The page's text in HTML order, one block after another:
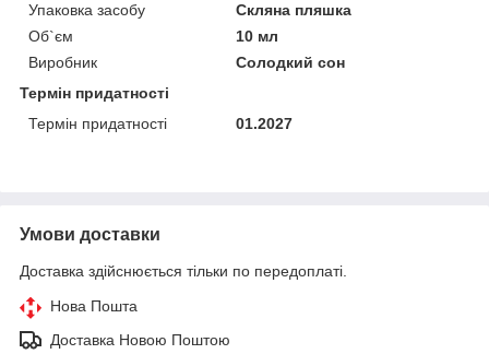
Упаковка засобу
Скляна пляшка
Об`єм
10 мл
Виробник
Солодкий сон
Термін придатності
Термін придатності
01.2027
Умови доставки
Доставка здійснюється тільки по передоплаті.
Нова Пошта
Доставка Новою Поштою